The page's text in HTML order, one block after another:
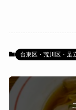
台東区・荒川区・足